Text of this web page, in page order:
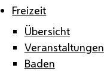
Freizeit
Übersicht
Veranstaltungen
Baden